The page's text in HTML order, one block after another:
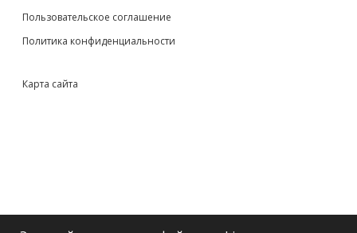
Пользовательское соглашение
Политика конфиденциальности
Карта сайта